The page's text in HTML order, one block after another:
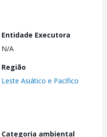
Entidade Executora
N/A
Região
Leste Asiático e Pacífico
Categoria ambiental